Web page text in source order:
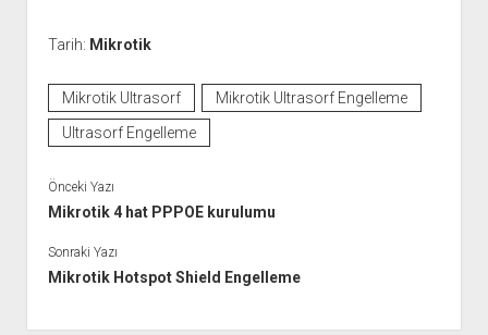
Tarih: Mikrotik
Mikrotik Ultrasorf
Mikrotik Ultrasorf Engelleme
Ultrasorf Engelleme
Önceki Yazı
Mikrotik 4 hat PPPOE kurulumu
Sonraki Yazı
Mikrotik Hotspot Shield Engelleme